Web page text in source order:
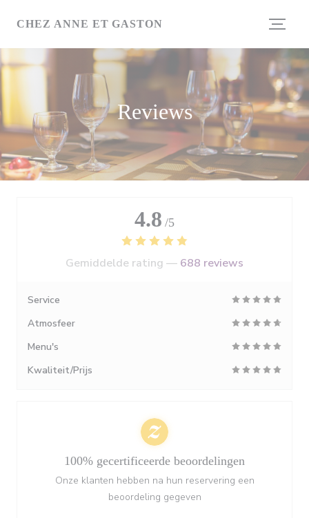
CHEZ ANNE ET GASTON
Reviews
4.8 /5
Gemiddelde rating — 688 reviews
Service
Atmosfeer
Menu's
Kwaliteit/Prijs
100% gecertificeerde beoordelingen
Onze klanten hebben na hun reservering een
beoordeling gegeven